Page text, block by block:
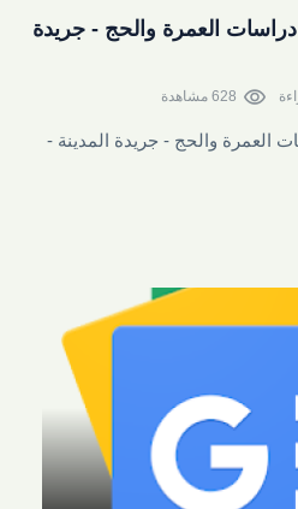
العمرة والحج - جريدة
visibility 628 مشاهدة
العمرة والحج - جريدة المدينة -